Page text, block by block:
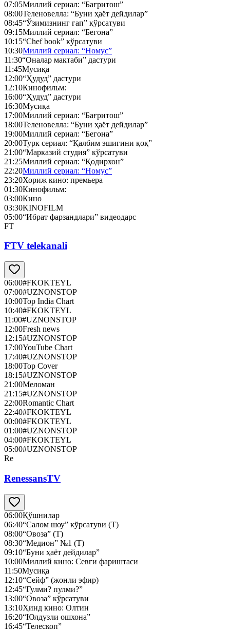
07:05Миллий сериал: “Бағритош”
08:00Теленовелла: “Буни ҳаёт дейдилар”
08:45“Ўзимизнинг гап” кўрсатуви
09:15Миллий сериал: “Бегона”
10:15“Chef book” кўрсатуви
10:30Миллий сериал: “Номус”
11:30“Оналар мактаби” дастури
11:45Мусиқа
12:00“Ҳудуд” дастури
12:10Кинофильм:
16:00“Ҳудуд” дастури
16:30Мусиқа
17:00Миллий сериал: “Бағритош”
18:00Теленовелла: “Буни ҳаёт дейдилар”
19:00Миллий сериал: “Бегона”
20:00Турк сериал: “Қалбим эшигини қоқ”
21:00“Марказий студия” кўрсатуви
21:25Миллий сериал: “Қодирхон”
22:20Миллий сериал: “Номус”
23:20Хориж кино: премьера
01:30Кинофильм:
03:00Кино
03:30KINOFILM
05:00“Ибрат фарзандлари” видеодарс
FT
FTV telekanali
06:00#FKOKTEYL
07:00#UZNONSTOP
10:00Top India Chart
10:40#FKOKTEYL
11:00#UZNONSTOP
12:00Fresh news
12:15#UZNONSTOP
17:00YouTube Chart
17:40#UZNONSTOP
18:00Top Cover
18:15#UZNONSTOP
21:00Меломан
21:15#UZNONSTOP
22:00Romantic Chart
22:40#FKOKTEYL
00:00#FKOKTEYL
01:00#UZNONSTOP
04:00#FKOKTEYL
05:00#UZNONSTOP
Re
RenessansTV
06:00Қўшнилар
06:40“Салом шоу” кўрсатуви (Т)
08:00“Овоза” (Т)
08:30“Медион” №1 (Т)
09:10“Буни ҳаёт дейдилар”
10:00Миллий кино: Севги фариштаси
11:50Мусиқа
12:10“Сейф” (жонли эфир)
12:45“Гулми? пулми?”
13:00“Овоза” кўрсатуви
13:10Ҳинд кино: Олтин
16:20“Юлдузли ошхона”
16:45“Телескоп”